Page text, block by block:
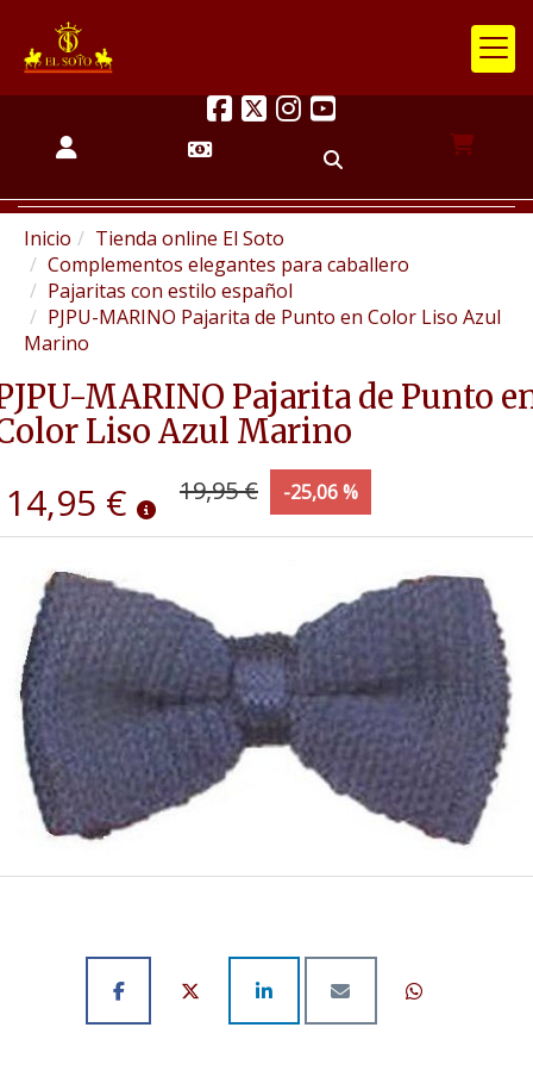
Inicio
Tienda online El Soto
Complementos elegantes para caballero
Pajaritas con estilo español
PJPU-MARINO Pajarita de Punto en Color Liso Azul
Marino
MARINO Pajarita de Punto
Liso Azul Marino
14,95 € 19,95 € -25,06 %